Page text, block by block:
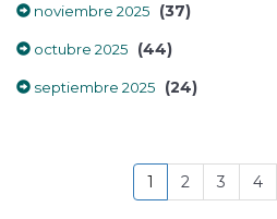
noviembre 2025 (37)
octubre 2025 (44)
septiembre 2025 (24)
1 2 3 4